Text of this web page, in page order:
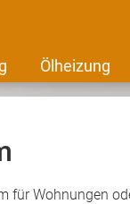
Ölheizung
für Wohnungen